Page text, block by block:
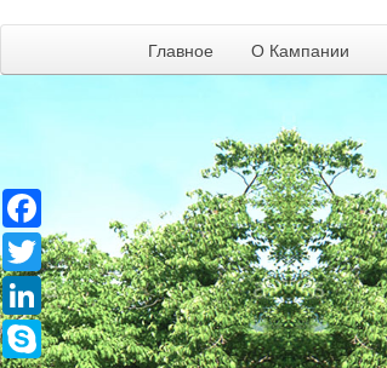
Главное О Кампании
Twitter
LinkedIn
Skype